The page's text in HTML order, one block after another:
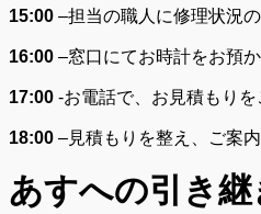
15:00 –担当の職人に修理状況
16:00 –窓口にてお時計をお預か
17:00 -お電話で、お見積もりを
18:00 –見積もりを整え、ご案
あすへの引き